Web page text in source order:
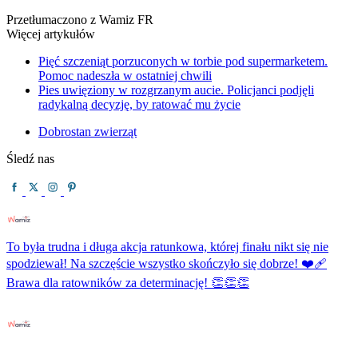
Przetłumaczono z Wamiz FR
Więcej artykułów
Pięć szczeniąt porzuconych w torbie pod supermarketem.
Pomoc nadeszła w ostatniej chwili
Pies uwięziony w rozgrzanym aucie. Policjanci podjęli
radykalną decyzję, by ratować mu życie
Dobrostan zwierząt
Śledź nas
To była trudna i długa akcja ratunkowa, której finału nikt się nie
spodziewał! Na szczęście wszystko skończyło się dobrze! ❤️‍🩹
Brawa dla ratowników za determinację! 👏👏👏